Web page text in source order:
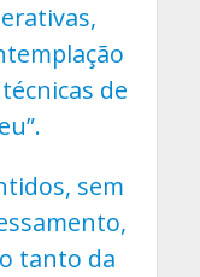
de
sem
tanto da